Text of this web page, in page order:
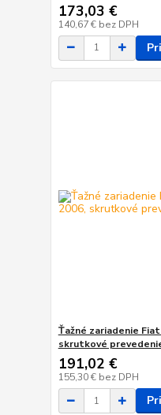
173,03 €
140,67 € bez DPH
Ťažné zariadenie Fiat
skrutkové
191,02 €
155,30 € bez DPH